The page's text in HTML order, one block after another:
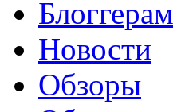
Блоггерам
Новости
Обзоры